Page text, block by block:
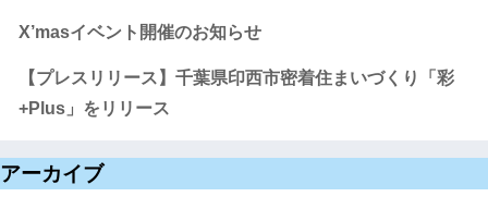
X’masイベント開催のお知らせ
【プレスリリース】千葉県印西市密着住まいづくり「彩
+Plus」をリリース
アーカイブ